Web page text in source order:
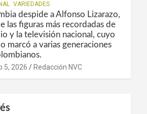
VARIEDADES
despide a Alfonso Lizarazo,
las figuras más recordadas de
y la televisión nacional, cuyo
marcó a varias generaciones
5, 2026 Redacción NVC